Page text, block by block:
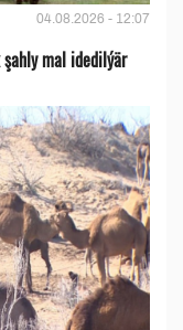
04.08.2026 - 12:07
şahly mal idedilýär